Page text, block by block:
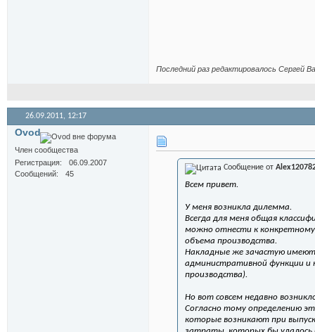
Последний раз редактировалось Сергей
26.09.2011, 12:17
Ovod
Член сообщества
Регистрация
06.09.2007
Сообщений
45
Сообщение от
Всем привет.
У меня возникла дилемма.
Всегда для меня общая
можно отнести к конкретному
объема производства.
Накладные же зачастую
административной функции и
производства).
Но вот совсем недавно
Согласно тому определению
которые возникают при